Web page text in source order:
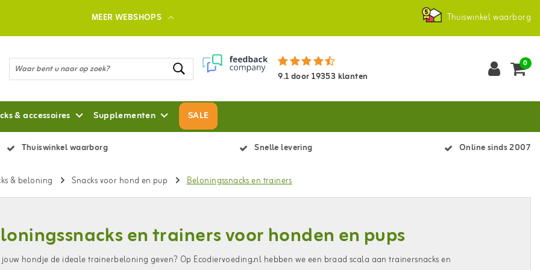
MEER WEBSHOPS Thuiswinkel waarborg
9.1door19353 klanten
0
& accessoires Supplementen SALE
Thuiswinkel waarborg Snelle levering Online sinds 2007
& beloning Snacks voor hond en pup Beloningssnacks en trainers
en trainers voor honden en pups
hondje de ideale trainerbeloning geven? Op Ecodiervoeding.nl hebben we een braad scala aan trainersnacks en